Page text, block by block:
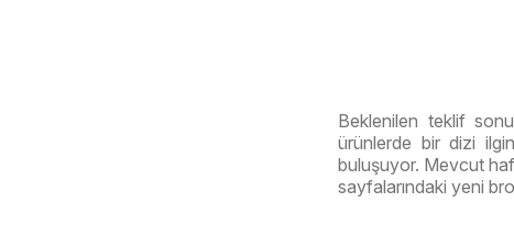
Beklenilen teklif
ürünlerde bir dizi
buluşuyor. Mevcut
sayfalarındaki yeni